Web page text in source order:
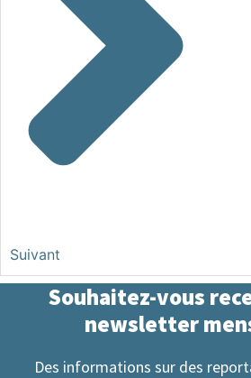
Suivant
Souhaitez-vous
newsletter
Des informations sur des